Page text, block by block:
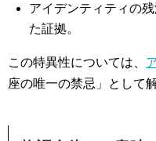
アイデンティティの
た証拠。
この特異性については、
座の唯一の禁忌」として